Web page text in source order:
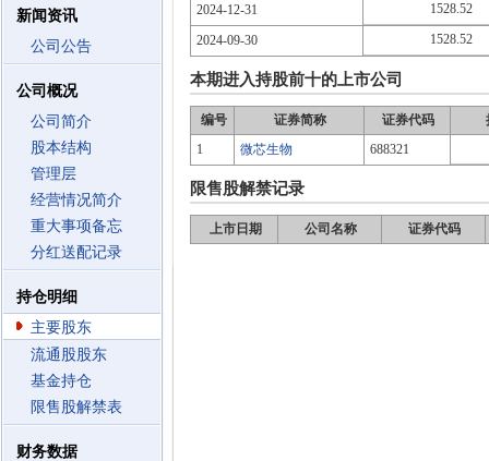
新闻资讯
公司公告
公司概况
公司简介
股本结构
管理层
经营情况简介
重大事项备忘
分红送配记录
持仓明细
主要股东
流通股股东
基金持仓
限售股解禁表
财务数据
2024-12-31 1528.52
2024-09-30 1528.52
本期进入持股前十的上市公司
编号 证券简称 证券代码
1
微芯生物 688321
限售股解禁记录
上市日期 公司名称 证券代码